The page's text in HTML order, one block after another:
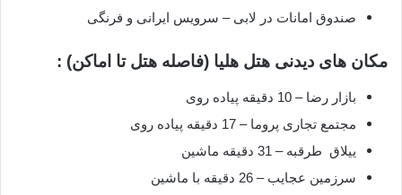
صندوق امانات در لابی – سرویس ایرانی و فرنگی
مکان های دیدنی هتل هلیا (فاصله هتل تا اماکن) :
بازار رضا – 10 دقیقه پیاده روی
مجتمع تجاری پروما – 17 دقیقه پیاده روی
ییلاق طرقبه – 31 دقیقه ماشین
سرزمین عجایب – 26 دقیقه با ماشین